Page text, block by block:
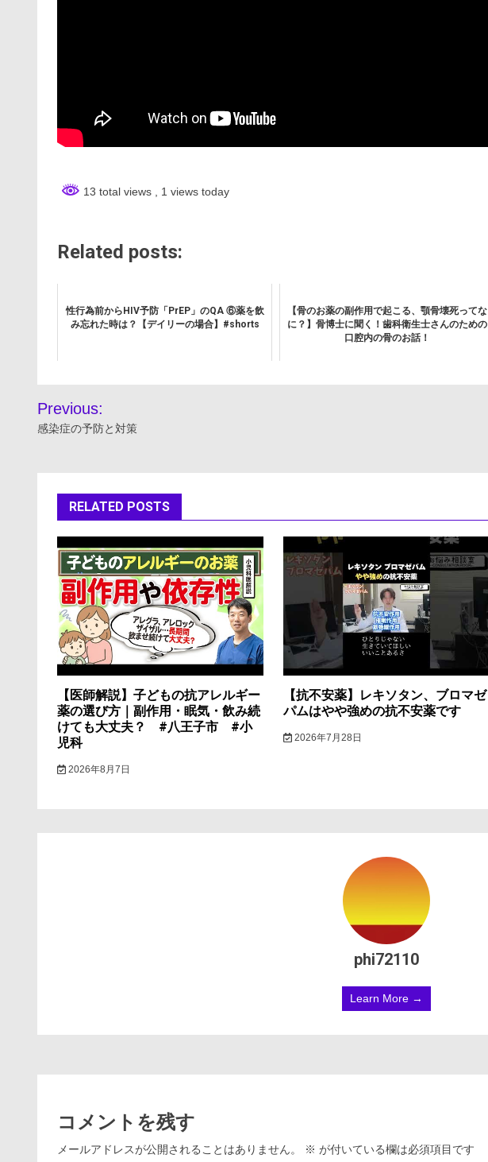
13 total views , 1 views today
Related posts:
性行為前からHIV予防「PrEP」のQA ⑥薬を飲
み忘れた時は？【デイリーの場合】#shorts
【骨のお薬の副作用で起こる、顎骨壊死ってな
に？】骨博士に聞く！歯科衛生士さんのための
口腔内の骨のお話！
投
稿
ビ
ゲ
シ
ョ
ン
Previous:
感染症の予防と対策
RELATED POSTS
【医師解説】子どもの抗アレルギー
薬の選び方｜副作用・眠気・飲み続
けても大丈夫？ #八王子市 #小
児科
2026年8月7日
【抗不安薬】レキソタン、ブロマゼ
パムはやや強めの抗不安薬です
2026年7月28日
phi72110
Learn More →
コメントを残す
メールアドレスが公開されることはありません。 ※ が付いている欄は必須項目です